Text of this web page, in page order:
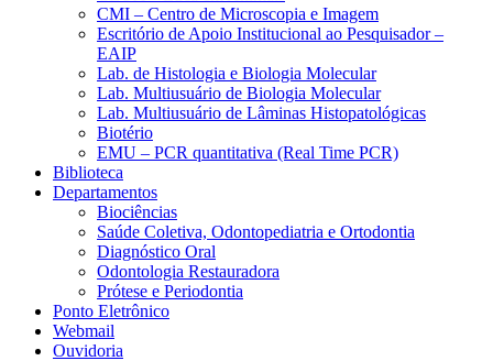
CMI – Centro de Microscopia e Imagem
Escritório de Apoio Institucional ao Pesquisador –
EAIP
Lab. de Histologia e Biologia Molecular
Lab. Multiusuário de Biologia Molecular
Lab. Multiusuário de Lâminas Histopatológicas
Biotério
EMU – PCR quantitativa (Real Time PCR)
Biblioteca
Departamentos
Biociências
Saúde Coletiva, Odontopediatria e Ortodontia
Diagnóstico Oral
Odontologia Restauradora
Prótese e Periodontia
Ponto Eletrônico
Webmail
Ouvidoria